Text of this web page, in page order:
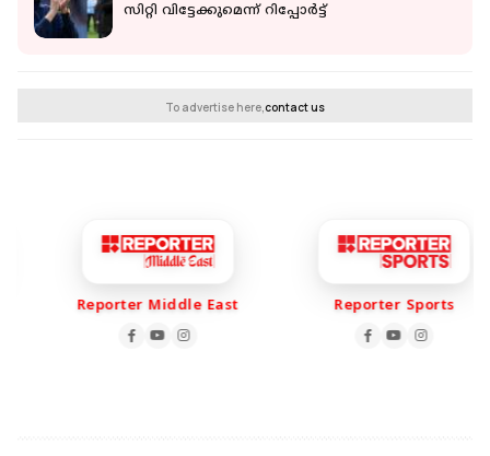
സിറ്റി വിട്ടേക്കുമെന്ന് റിപ്പോർട്ട്
To advertise here,contact us
Reporter Middle East Reporter Sports